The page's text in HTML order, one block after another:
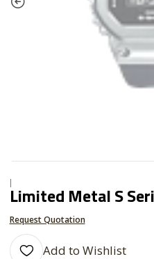
|
Limited Metal S
Request Quotation
Add to Wishlist